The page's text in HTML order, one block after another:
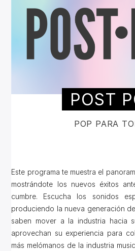
POST
POP PARA
Este programa te muestra el
mostrándote los nuevos éxitos
cumbre. Escucha los sonidos
produciendo la nueva generación
saben mover a la industria hacia
aprovechan su experiencia para
más melómanos de la industria